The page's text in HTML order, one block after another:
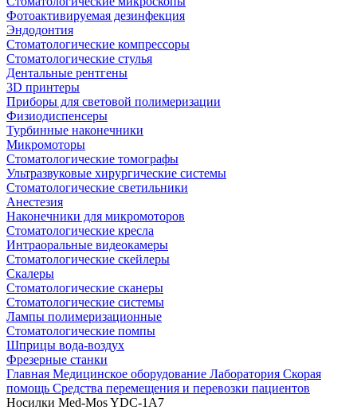
Фотоактивируемая дезинфекция
Эндодонтия
Стоматологические компрессоры
Стоматологические стулья
Дентальные рентгены
3D принтеры
Приборы для световой полимеризации
Физиодиспенсеры
Турбинные наконечники
Микромоторы
Стоматологические томографы
Ультразвуковые хирургические системы
Стоматологические светильники
Анестезия
Наконечники для микромоторов
Стоматологические кресла
Интраоральные видеокамеры
Стоматологические скейлеры
Скалеры
Стоматологические сканеры
Стоматологические системы
Лампы полимеризационные
Стоматологические помпы
Шприцы вода-воздух
Фрезерные станки
Главная Медицинское оборудование Лаборатория Скорая
помощь Средства перемещения и перевозки пациентов
Носилки Med-Mos YDC-1A7